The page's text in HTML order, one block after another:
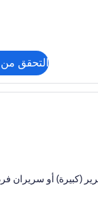
التحقق من
ملاءات
(كبيرة)‫‬ أو سريران